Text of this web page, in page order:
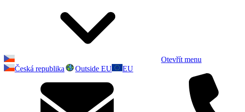
Otevřít menu
Česká republika
Outside EU EU